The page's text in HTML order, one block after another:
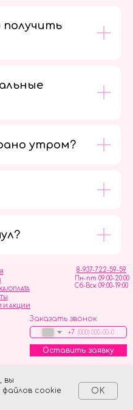
вы
cookie
OK
утром?
ОПЛАТА
И АКЦИИ
8-937-722-59-59
Пн-пт 09:00-20:00
Сб-Вск 09:00-19:00
Заказать звонок
+7
Оставить заявку
Tilda